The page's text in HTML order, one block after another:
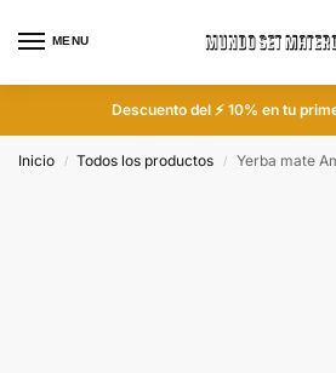
MENU
Descuento del ⚡ 10% en tu
Inicio / Todos los productos / Yerba mate